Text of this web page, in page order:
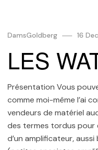
DamsGoldberg 16
LES
Présentation Vous
comme moi-même l’ai
vendeurs de matériel
des termes tordus pour
d’un amplificateur,